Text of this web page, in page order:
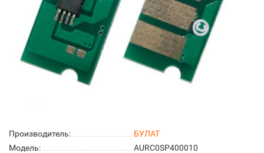
Производитель:
БУЛАТ
Модель:
AURC0SP400010